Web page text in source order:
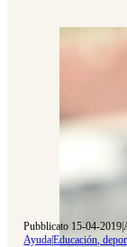
Pubblicato 15-04-2019|
Ayuda|Educación,